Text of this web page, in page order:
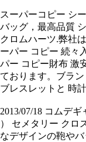
スーパーコピー シ
バッグ，最高品質
クロムハーツ.弊社
ーパー コピー 続々
パー コピー財布 激
ております。ブラ
ブレスレットと 時
2013/07/18 コムデ
） セメタリー クロ
なデザインの鞄や